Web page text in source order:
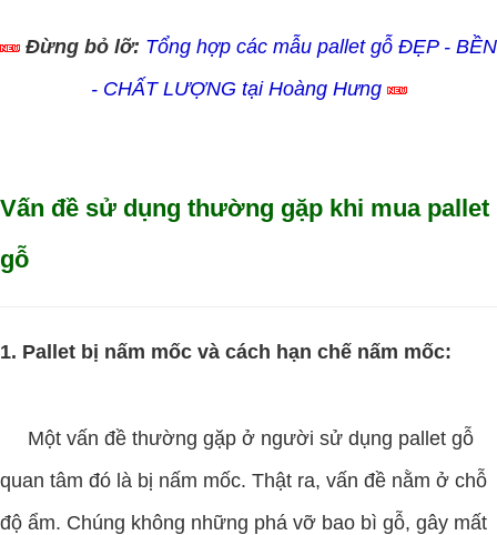
Đừng bỏ lỡ: Tổng hợp các mẫu pallet gỗ ĐẸP - BỀN
- CHẤT LƯỢNG tại Hoàng Hưng
Vấn đề sử dụng thường gặp khi mua pallet
gỗ
1. Pallet bị nấm mốc và cách hạn chế nấm mốc:
Một vấn đề thường gặp ở người sử dụng pallet gỗ
quan tâm đó là bị nấm mốc. Thật ra, vấn đề nằm ở chỗ
độ ẩm. Chúng không những phá vỡ bao bì gỗ, gây mất